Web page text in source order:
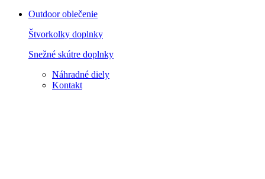
Outdoor oblečenie
Štvorkolky doplnky
Snežné skútre doplnky
Náhradné diely
Kontakt